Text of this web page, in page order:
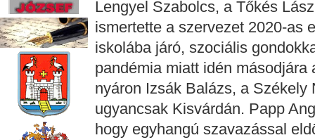
Lengyel Szabolcs, a Tőkés
ismertette a szervezet 2020-as
iskolába járó, szociális
pandémia miatt idén
nyáron Izsák Balázs, a Székely
ugyancsak Kisvárdán. Papp
hogy egyhangú szavazással